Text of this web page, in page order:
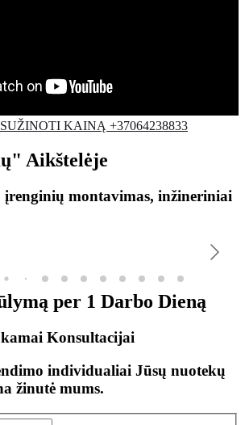
SUŽINOTI KAINĄ +37064238833
Aikštelėje
montavimas, inžineriniai
per 1 Darbo Dieną
Konsultacijai
individualiai Jūsų nuotekų
žinutė mums.